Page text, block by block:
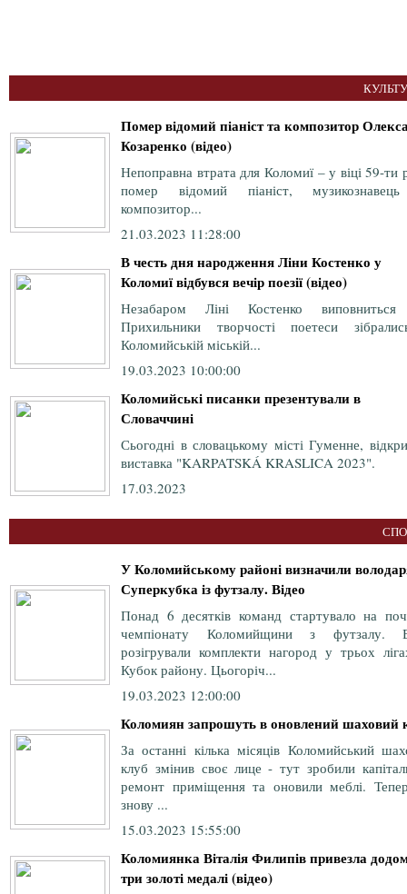
Помер відомий піаніст та композитор
Козаренко (відео)
Непоправна втрата для Коломиї – у віці 59-ти
помер відомий піаніст,
композитор...
21.03.2023 11:28:00
В честь дня народження Ліни Костенко у
Коломиї відбувся вечір поезії (відео)
Незабаром Ліні Костенко
Прихильники творчості поетеси
Коломийській міській...
19.03.2023 10:00:00
Коломийські писанки презентували в
Словаччині
Сьогодні в словацькому місті Гуменне,
виставка "KARPATSKÁ KRASLICA 2023".
17.03.2023
У Коломийському районі визначили
Суперкубка із футзалу. Відео
Понад 6 десятків команд стартувало на
чемпіонату Коломийщини з футзалу.
розігрували комплекти нагород у трьох
Кубок району. Цьогоріч...
19.03.2023 12:00:00
Коломиян запрошуть в оновлений шаховий
За останні кілька місяців Коломийський
клуб змінив своє лице - тут зробили
ремонт приміщення та оновили меблі.
знову ...
15.03.2023 15:55:00
Коломиянка Віталія Филипів привезла
три золоті медалі (відео)